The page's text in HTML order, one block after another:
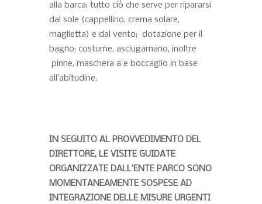
alla barca; tutto ciò che serve per ripararsi
dal sole (cappellino, crema solare,
maglietta) e dal vento; dotazione per il
bagno: costume, asciugamano, inoltre
pinne, maschera a e boccaglio in base
all’abitudine.
IN SEGUITO AL PROVVEDIMENTO DEL
DIRETTORE, LE VISITE GUIDATE
ORGANIZZATE DALL’ENTE PARCO SONO
MOMENTANEAMENTE SOSPESE AD
INTEGRAZIONE DELLE MISURE URGENTI